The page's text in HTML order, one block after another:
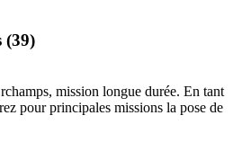
(39)
mission longue durée. En tant
pour principales missions la pose de